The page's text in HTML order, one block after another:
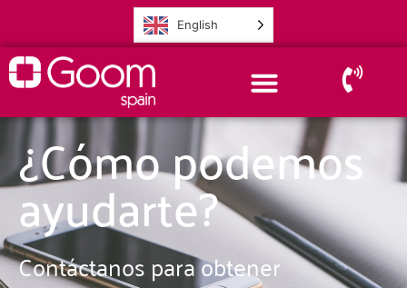
English
¿Cómo podemos
ayudarte?
Contáctanos para obtener